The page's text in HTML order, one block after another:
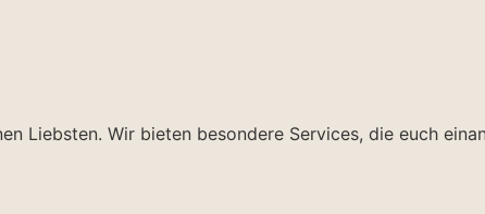
Liebsten. Wir bieten besondere Services, die euch